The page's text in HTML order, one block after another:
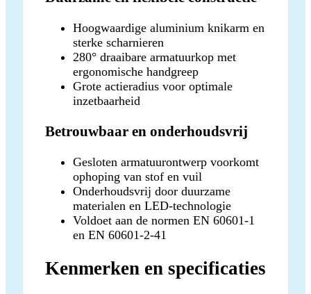
Hoogwaardige aluminium knikarm en
sterke scharnieren
280° draaibare armatuurkop met
ergonomische handgreep
Grote actieradius voor optimale
inzetbaarheid
Betrouwbaar en onderhoudsvrij
Gesloten armatuurontwerp voorkomt
ophoping van stof en vuil
Onderhoudsvrij door duurzame
materialen en LED-technologie
Voldoet aan de normen EN 60601-1
en EN 60601-2-41
Kenmerken en specificaties